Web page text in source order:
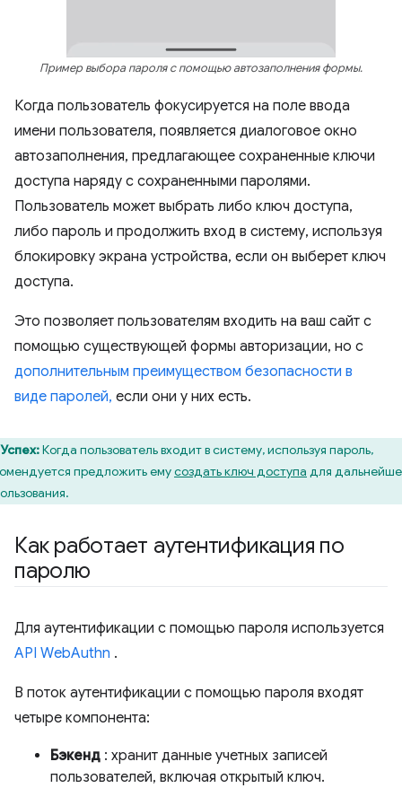
Пример выбора пароля с помощью автозаполнения формы.
Когда пользователь фокусируется на поле ввода
имени пользователя, появляется диалоговое окно
автозаполнения, предлагающее сохраненные ключи
доступа наряду с сохраненными паролями.
Пользователь может выбрать либо ключ доступа,
либо пароль и продолжить вход в систему, используя
блокировку экрана устройства, если он выберет ключ
доступа.
Это позволяет пользователям входить на ваш сайт с
помощью существующей формы авторизации, но с
дополнительным преимуществом безопасности в
виде паролей, если они у них есть.
Успех:Когда пользователь входит в систему, используя пароль,
предложить емусоздать ключ доступа для
Как работает аутентификация по
паролю
Для аутентификации с помощью пароля используется
API WebAuthn .
В поток аутентификации с помощью пароля входят
четыре компонента:
Бэкенд : хранит данные учетных записей
пользователей, включая открытый ключ.